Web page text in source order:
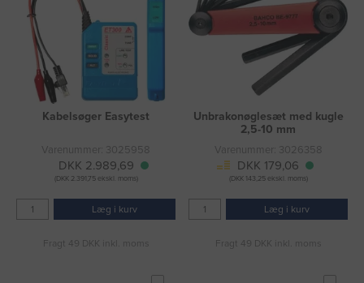
Kabelsøger Easytest
Varenummer: 3025958
DKK 2.989,69
(DKK 2.391,75 ekskl. moms)
Læg i kurv
Fragt 49 DKK inkl. moms
Unbrakonøglesæt med kugle
2,5-10 mm
Varenummer: 3026358
DKK 179,06
(DKK 143,25 ekskl. moms)
Læg i kurv
Fragt 49 DKK inkl. moms